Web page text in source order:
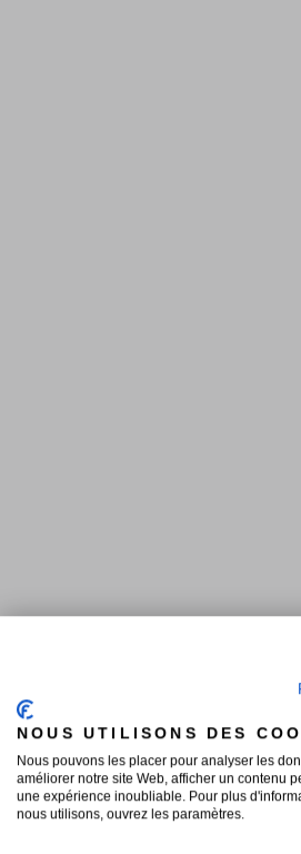
NOUS UTILISONS DES
Nous pouvons les placer pour analyser les
améliorer notre site Web, afficher un contenu
une expérience inoubliable. Pour plus
nous utilisons, ouvrez les paramètres.